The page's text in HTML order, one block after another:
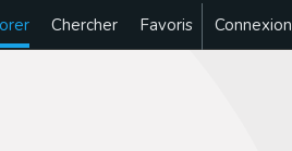
Chercher Favoris Connexion